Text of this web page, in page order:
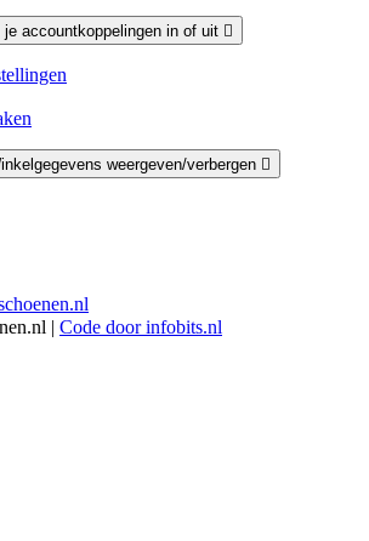
je accountkoppelingen in of uit 
weergeven/verbergen 
| Code door infobits.nl